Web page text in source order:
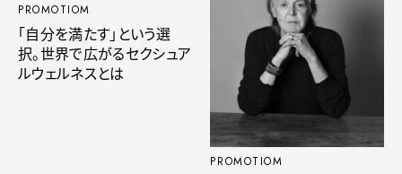
PROMOTIOM
「自分を満たす」という選
択。世界で広がるセクシュア
ルウェルネスとは
PROMOTIOM